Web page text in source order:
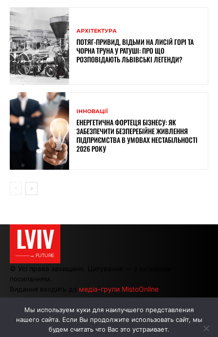
АРХІТЕКТУРА
ПОТЯГ-ПРИВИД, ВІДЬМИ НА ЛИСІЙ ГОРІ ТА
ЧОРНА ТРУНА У РАТУШІ: ПРО ЩО
РОЗПОВІДАЮТЬ ЛЬВІВСЬКІ ЛЕГЕНДИ?
ІННОВАЦІЇ
ЕНЕРГЕТИЧНА ФОРТЕЦЯ БІЗНЕСУ: ЯК
ЗАБЕЗПЕЧИТИ БЕЗПЕРЕБІЙНЕ ЖИВЛЕННЯ
ПІДПРИЄМСТВА В УМОВАХ НЕСТАБІЛЬНОСТІ
2026 РОКУ
LVIV
———→ FUTURE
© Усі права захищено. Цитування — з активним
посиланням.
Видання входить до медіа-групи MistoOnline
АВТОРИ РЕКЛАМА НА САЙТІ
Мы используем куки для наилучшего представления
нашего сайта. Если Вы продолжите использовать сайт, мы
будем считать что Вас это устраивает.